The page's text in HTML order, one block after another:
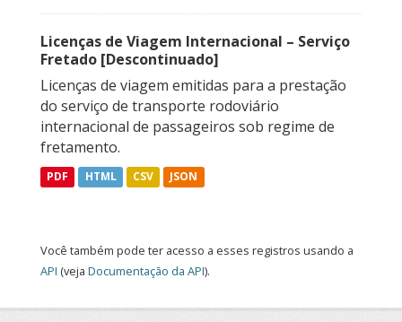
Licenças de Viagem Internacional – Serviço
Fretado [Descontinuado]
Licenças de viagem emitidas para a prestação
do serviço de transporte rodoviário
internacional de passageiros sob regime de
fretamento.
PDF HTML CSV JSON
Você também pode ter acesso a esses registros usando a
API (veja Documentação da API).